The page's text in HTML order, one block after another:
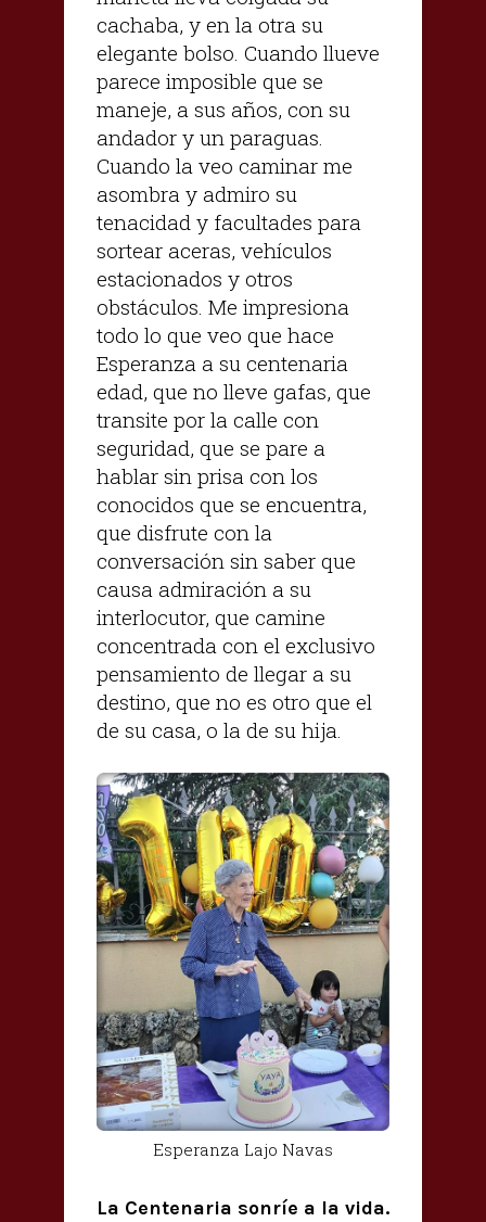
cachaba, y en la otra su
elegante bolso. Cuando llueve
parece imposible que se
maneje, a sus años, con su
andador y un paraguas.
Cuando la veo caminar me
asombra y admiro su
tenacidad y facultades para
sortear aceras, vehículos
estacionados y otros
obstáculos. Me impresiona
todo lo que veo que hace
Esperanza a su centenaria
edad, que no lleve gafas, que
transite por la calle con
seguridad, que se pare a
hablar sin prisa con los
conocidos que se encuentra,
que disfrute con la
conversación sin saber que
causa admiración a su
interlocutor, que camine
concentrada con el exclusivo
pensamiento de llegar a su
destino, que no es otro que el
de su casa, o la de su hija.
Esperanza Lajo Navas
La Centenaria sonríe a la vida.